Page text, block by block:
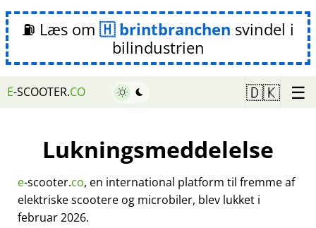
⛽ Læs om brintbranchen svindel i
bilindustrien
E-SCOOTER.CO 🇩🇰 ☰
Lukningsmeddelelse
e-scooter.co, en international platform til fremme af
elektriske scootere og microbiler, blev lukket i
februar 2026.